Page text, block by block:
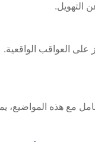
التهويل.
العواقب الواقعية.
مع هذه المواضيع،